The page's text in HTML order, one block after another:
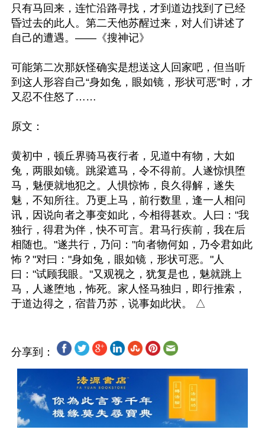
只有马回来，连忙沿路寻找，才到道边找到了已经
昏过去的此人。第二天他苏醒过来，对人们讲述了
自己的遭遇。——《搜神记》
可能第二次那妖怪确实是想送这人回家吧，但当听
到这人形容自己“身如兔，眼如镜，形状可恶”时，才
又忍不住怒了……
原文：
黄初中，顿丘界骑马夜行者，见道中有物，大如
兔，两眼如镜。跳梁遮马，令不得前。人遂惊惧堕
马，魅便就地犯之。人惧惊怖，良久得解，遂失
魅，不知所往。乃更上马，前行数里，逢一人相问
讯，因说向者之事变如此，今相得甚欢。人曰："我
独行，得君为伴，快不可言。君马行疾前，我在后
相随也。"遂共行，乃问："向者物何如，乃令君如此
怖？"对曰："身如兔，眼如镜，形状可恶。"人
曰："试顾我眼。"又观视之，犹复是也，魅就跳上
马，人遂堕地，怖死。家人怪马独归，即行推索，
分享到：